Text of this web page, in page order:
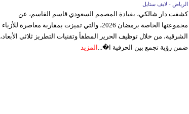
الرياض - لايف ستايل
كشفت دار شالكي، بقيادة المصمم السعودي قاسم القاسم، عن
مجموعتها الخاصة برمضان 2026، والتي تميزت بمقاربة معاصرة للأزياء
الشرقية، من خلال توظيف الحرير المطفأ وتقنيات التطريز ثلاثي الأبعاد،
ضمن رؤية تجمع بين الحرفية ا�... المزيد